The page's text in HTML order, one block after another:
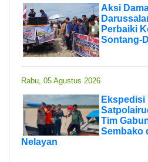
Aksi
Perbaiki
Sontang-
Rabu, 05 Agustus 2026
Ekspedisi
Tim
Sembako
Nelayan